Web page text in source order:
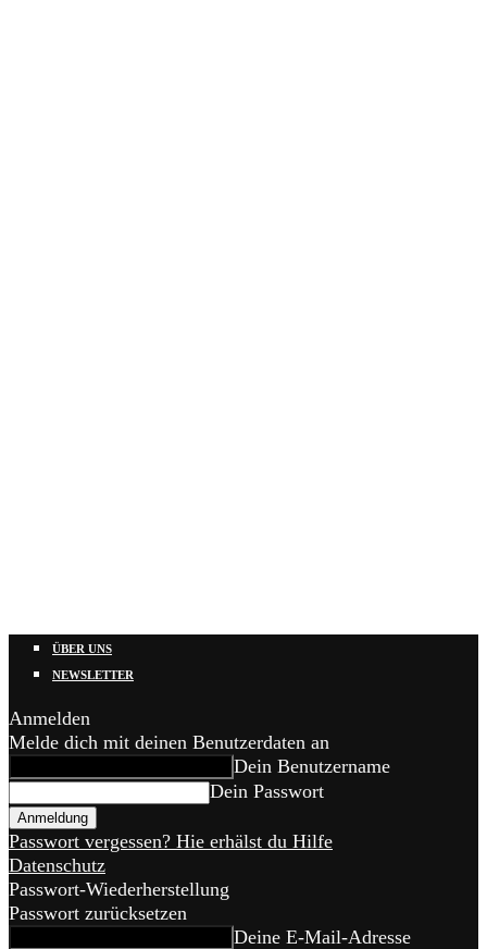
ÜBER UNS
NEWSLETTER
Anmelden
Melde dich mit deinen Benutzerdaten an
Dein Benutzername
Dein Passwort
Passwort vergessen? Hie erhälst du Hilfe
Datenschutz
Passwort-Wiederherstellung
Passwort zurücksetzen
Deine E-Mail-Adresse